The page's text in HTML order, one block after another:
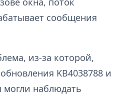
сообщения
из-за которой,
KB4038788 и
могли наблюдать